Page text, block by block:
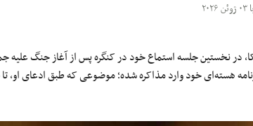
در نخستین جلسه استماع خود در کنگره پس از آغاز جنگ
هسته‌ای خود وارد مذاکره شده؛ موضوعی که طبق ادعای